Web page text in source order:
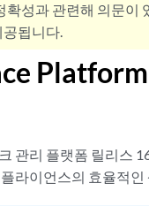
확성과 관련해 의문이
공됩니다.
관리 플랫폼 릴리스
플라이언스의 효율적